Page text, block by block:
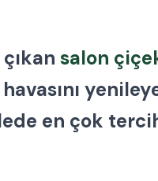
salon
en çok